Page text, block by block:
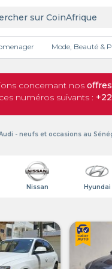
Mode, Beauté &
concernant nos offres
numéros suivants :
- neufs et occasions au
Nissan Hyundai